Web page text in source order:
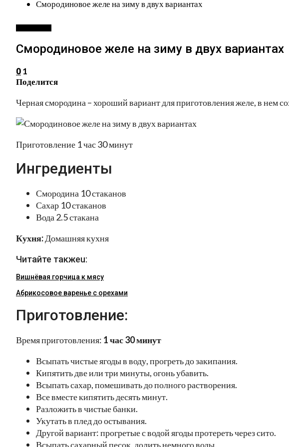
Смородиновое желе на зиму в двух вариантах
Смородиновое желе на зиму в двух вариантах
0 1
Поделится
Черная смородина – хороший вариант для приготовления желе, в нем
Приготовление 1 час 30 минут
Ингредиенты
Смородина 10 стаканов
Сахар 10 стаканов
Вода 2.5 стакана
Кухня: Домашняя кухня
Читайте такжеu:
Вишнёвая горчица к мясу
Абрикосовое варенье с орехами
Приготовление:
Время приготовления: 1 час 30 минут
Всыпать чистые ягоды в воду, прогреть до закипания.
Кипятить две или три минуты, огонь убавить.
Всыпать сахар, помешивать до полного растворения.
Все вместе кипятить десять минут.
Разложить в чистые банки.
Укутать в плед до остывания.
Другой вариант: прогретые с водой ягоды протереть через сито.
Всыпать сахарный песок, долить немного воды.